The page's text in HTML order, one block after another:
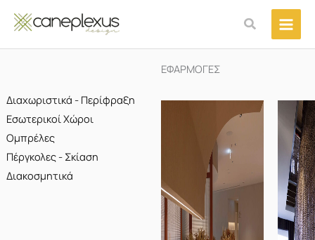
στο
περιεχόμενο
Αναζήτηση
Διαχωριστικά - Περίφραξη
Εσωτερικοί Χώροι
Ομπρέλες
Πέργκολες - Σκίαση
Διακοσμητικά
ΕΦΑΡΜΟΓΕΣ